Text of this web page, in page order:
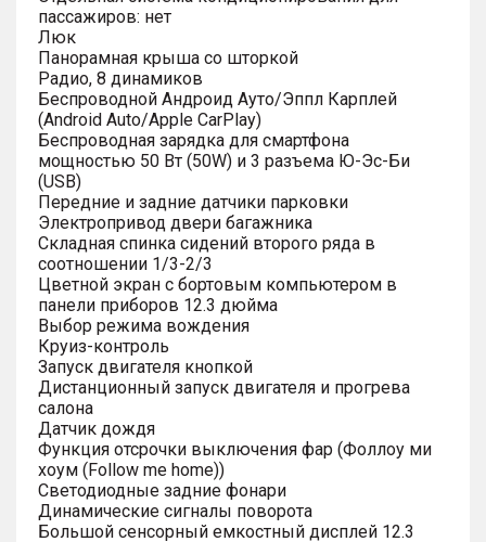
пассажиров: нет
Люк
Панорамная крыша со шторкой
Радио, 8 динамиков
Беспроводной Андроид Ауто/Эппл Карплей
(Android Auto/Apple CarPlay)
Беспроводная зарядка для смартфона
мощностью 50 Вт (50W) и 3 разъема Ю-Эс-Би
(USB)
Передние и задние датчики парковки
Электропривод двери багажника
Складная спинка сидений второго ряда в
соотношении 1/3-2/3
Цветной экран с бортовым компьютером в
панели приборов 12.3 дюйма
Выбор режима вождения
Круиз-контроль
Запуск двигателя кнопкой
Дистанционный запуск двигателя и прогрева
салона
Датчик дождя
Функция отсрочки выключения фар (Фоллоу ми
хоум (Follow me home))
Светодиодные задние фонари
Динамические сигналы поворота
Большой сенсорный емкостный дисплей 12.3